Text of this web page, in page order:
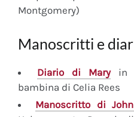
Montgomery)
Manoscritti e
Diariodi Maryin Il
bambina di Celia Rees
Manoscritto di